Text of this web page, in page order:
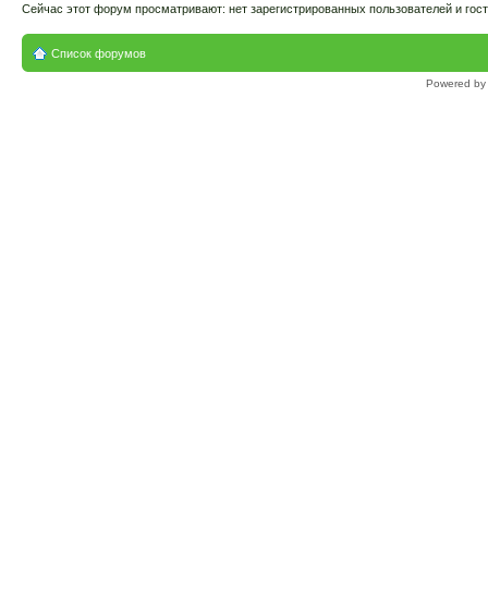
Сейчас этот форум просматривают: нет зарегистрированных пользователей и
Список форумов
Powered by